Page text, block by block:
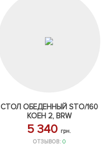
СТОЛ ОБЕДЕННЫЙ STO/160
КОЕН 2, BRW
5 340 грн.
ОТЗЫВОВ: 0